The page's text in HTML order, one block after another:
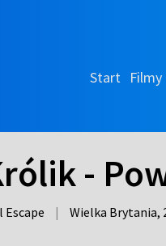
Start Filmy
-
| Wielka Brytania,